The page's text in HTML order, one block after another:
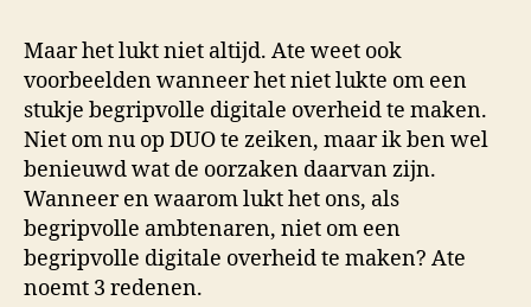
Maar het lukt niet altijd. Ate weet ook
voorbeelden wanneer het niet lukte om een
stukje begripvolle digitale overheid te maken.
Niet om nu op DUO te zeiken, maar ik ben wel
benieuwd wat de oorzaken daarvan zijn.
Wanneer en waarom lukt het ons, als
begripvolle ambtenaren, niet om een
begripvolle digitale overheid te maken? Ate
noemt 3 redenen.